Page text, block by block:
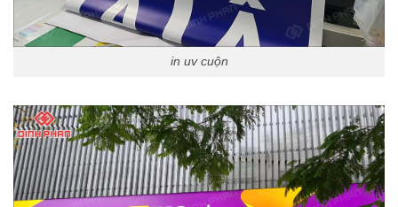
in uv cuộn